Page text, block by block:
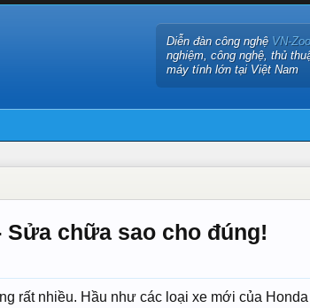
Diễn đàn công nghệ VN-
nghiệm, công nghệ, thủ
máy tính lớn tại Việt Nam
chữa sao cho đúng!
rất nhiều. Hầu như các loại xe mới của